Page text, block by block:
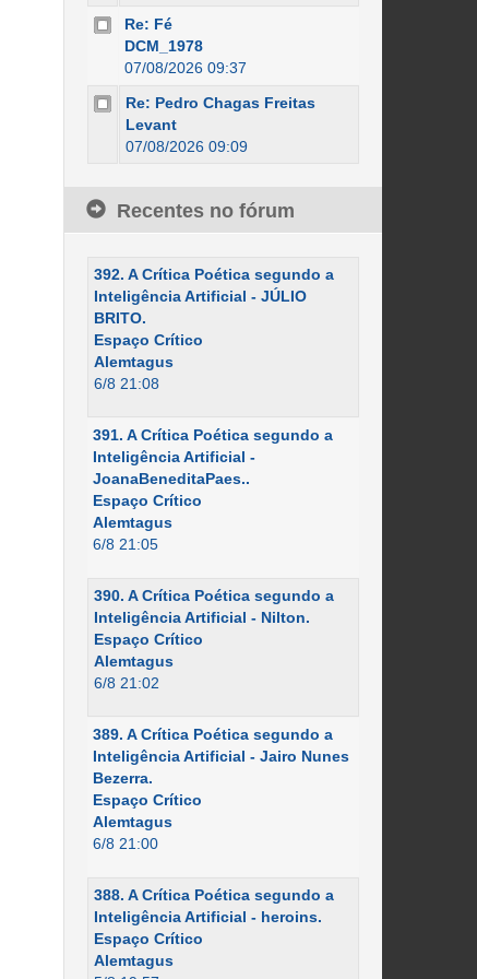
Re: Fé
DCM_1978
07/08/2026 09:37
Re: Pedro Chagas Freitas
Levant
07/08/2026 09:09
Recentes no fórum
392. A Crítica Poética segundo a
Inteligência Artificial - JÚLIO
BRITO.
Espaço Crítico
Alemtagus
6/8 21:08
391. A Crítica Poética segundo a
Inteligência Artificial -
JoanaBeneditaPaes..
Espaço Crítico
Alemtagus
6/8 21:05
390. A Crítica Poética segundo a
Inteligência Artificial - Nilton.
Espaço Crítico
Alemtagus
6/8 21:02
389. A Crítica Poética segundo a
Inteligência Artificial - Jairo Nunes
Bezerra.
Espaço Crítico
Alemtagus
6/8 21:00
388. A Crítica Poética segundo a
Inteligência Artificial - heroins.
Espaço Crítico
Alemtagus